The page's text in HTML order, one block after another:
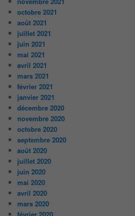
octobre 2021
août 2021
juillet 2021
juin 2021
mai 2021
avril 2021
mars 2021
février 2021
janvier 2021
décembre 2020
novembre 2020
octobre 2020
septembre 2020
août 2020
juillet 2020
juin 2020
mai 2020
avril 2020
mars 2020